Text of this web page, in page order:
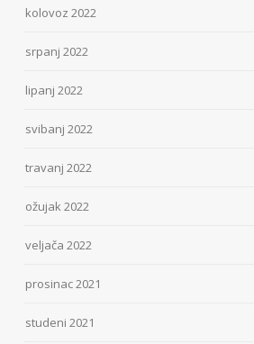
kolovoz 2022
srpanj 2022
lipanj 2022
svibanj 2022
travanj 2022
ožujak 2022
veljača 2022
prosinac 2021
studeni 2021